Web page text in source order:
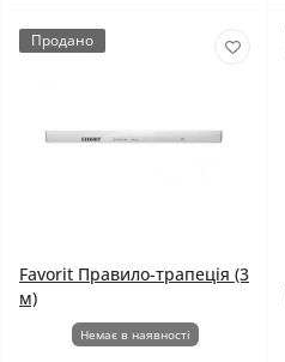
Продано
Favorit Правило-трапеція (3
м)
Немає в наявності